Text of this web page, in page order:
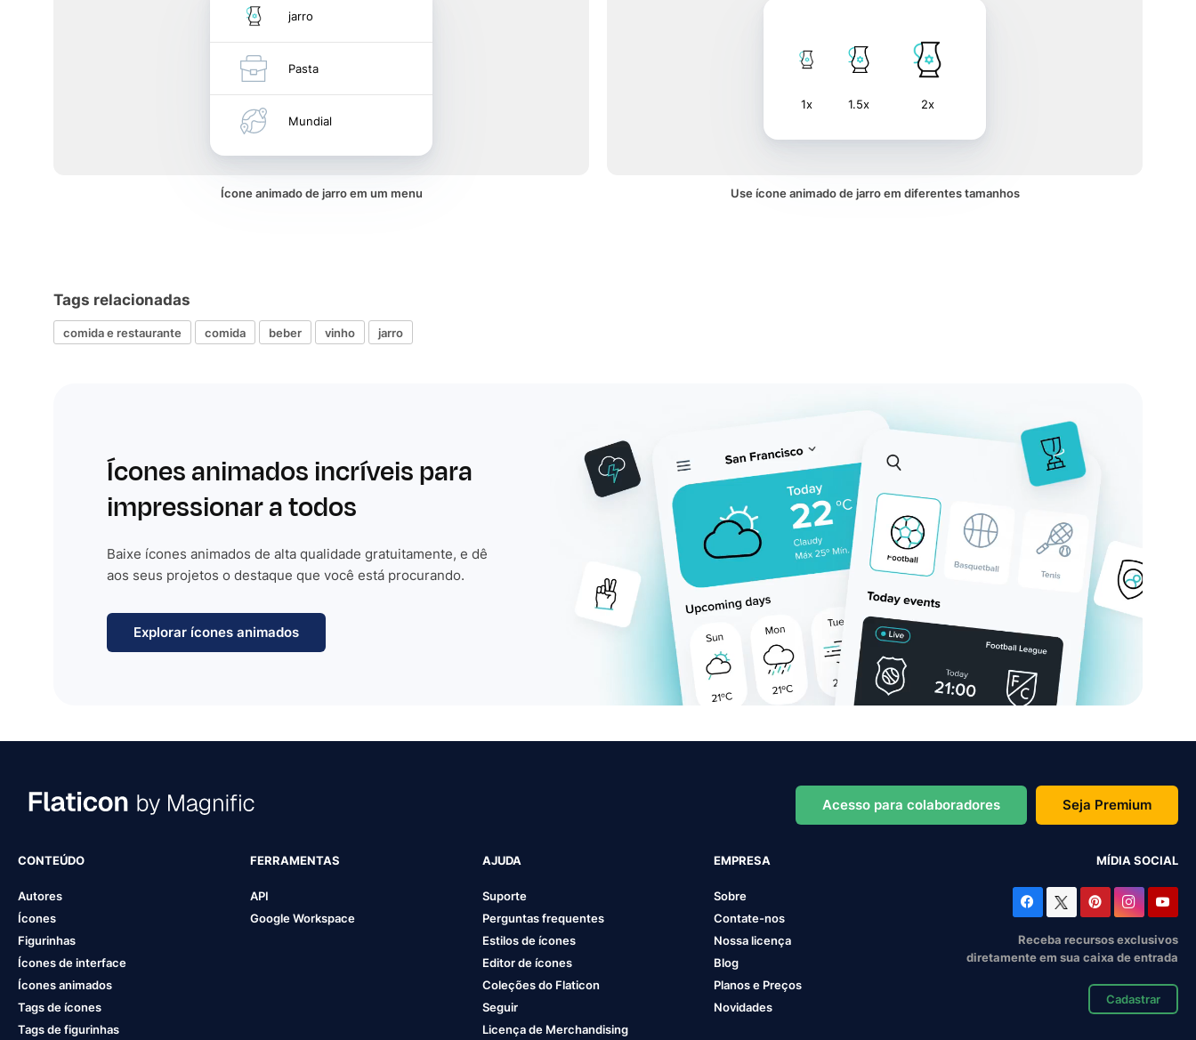
jarro
Pasta
Mundial
Ícone animado de jarro em um menu
1x 1.5x 2x
Use ícone animado de jarro em diferentes tamanhos
Tags relacionadas
comida e restaurante comida beber vinho jarro
Ícones animados incríveis para
impressionar a todos
Baixe ícones animados de alta qualidade gratuitamente, e dê
aos seus projetos o destaque que você está procurando.
Explorar ícones animados
Acesso para colaboradores Seja Premium
CONTEÚDO
Autores
Ícones
Figurinhas
Ícones de interface
Ícones animados
Tags de ícones
Tags de figurinhas
FERRAMENTAS
API
Google Workspace
AJUDA
Suporte
Perguntas frequentes
Estilos de ícones
Editor de ícones
Coleções do Flaticon
Seguir
Licença de Merchandising
EMPRESA
Sobre
Contate-nos
Nossa licença
Blog
Planos e Preços
Novidades
MÍDIA SOCIAL
Receba recursos exclusivos
diretamente em sua caixa de entrada
Cadastrar